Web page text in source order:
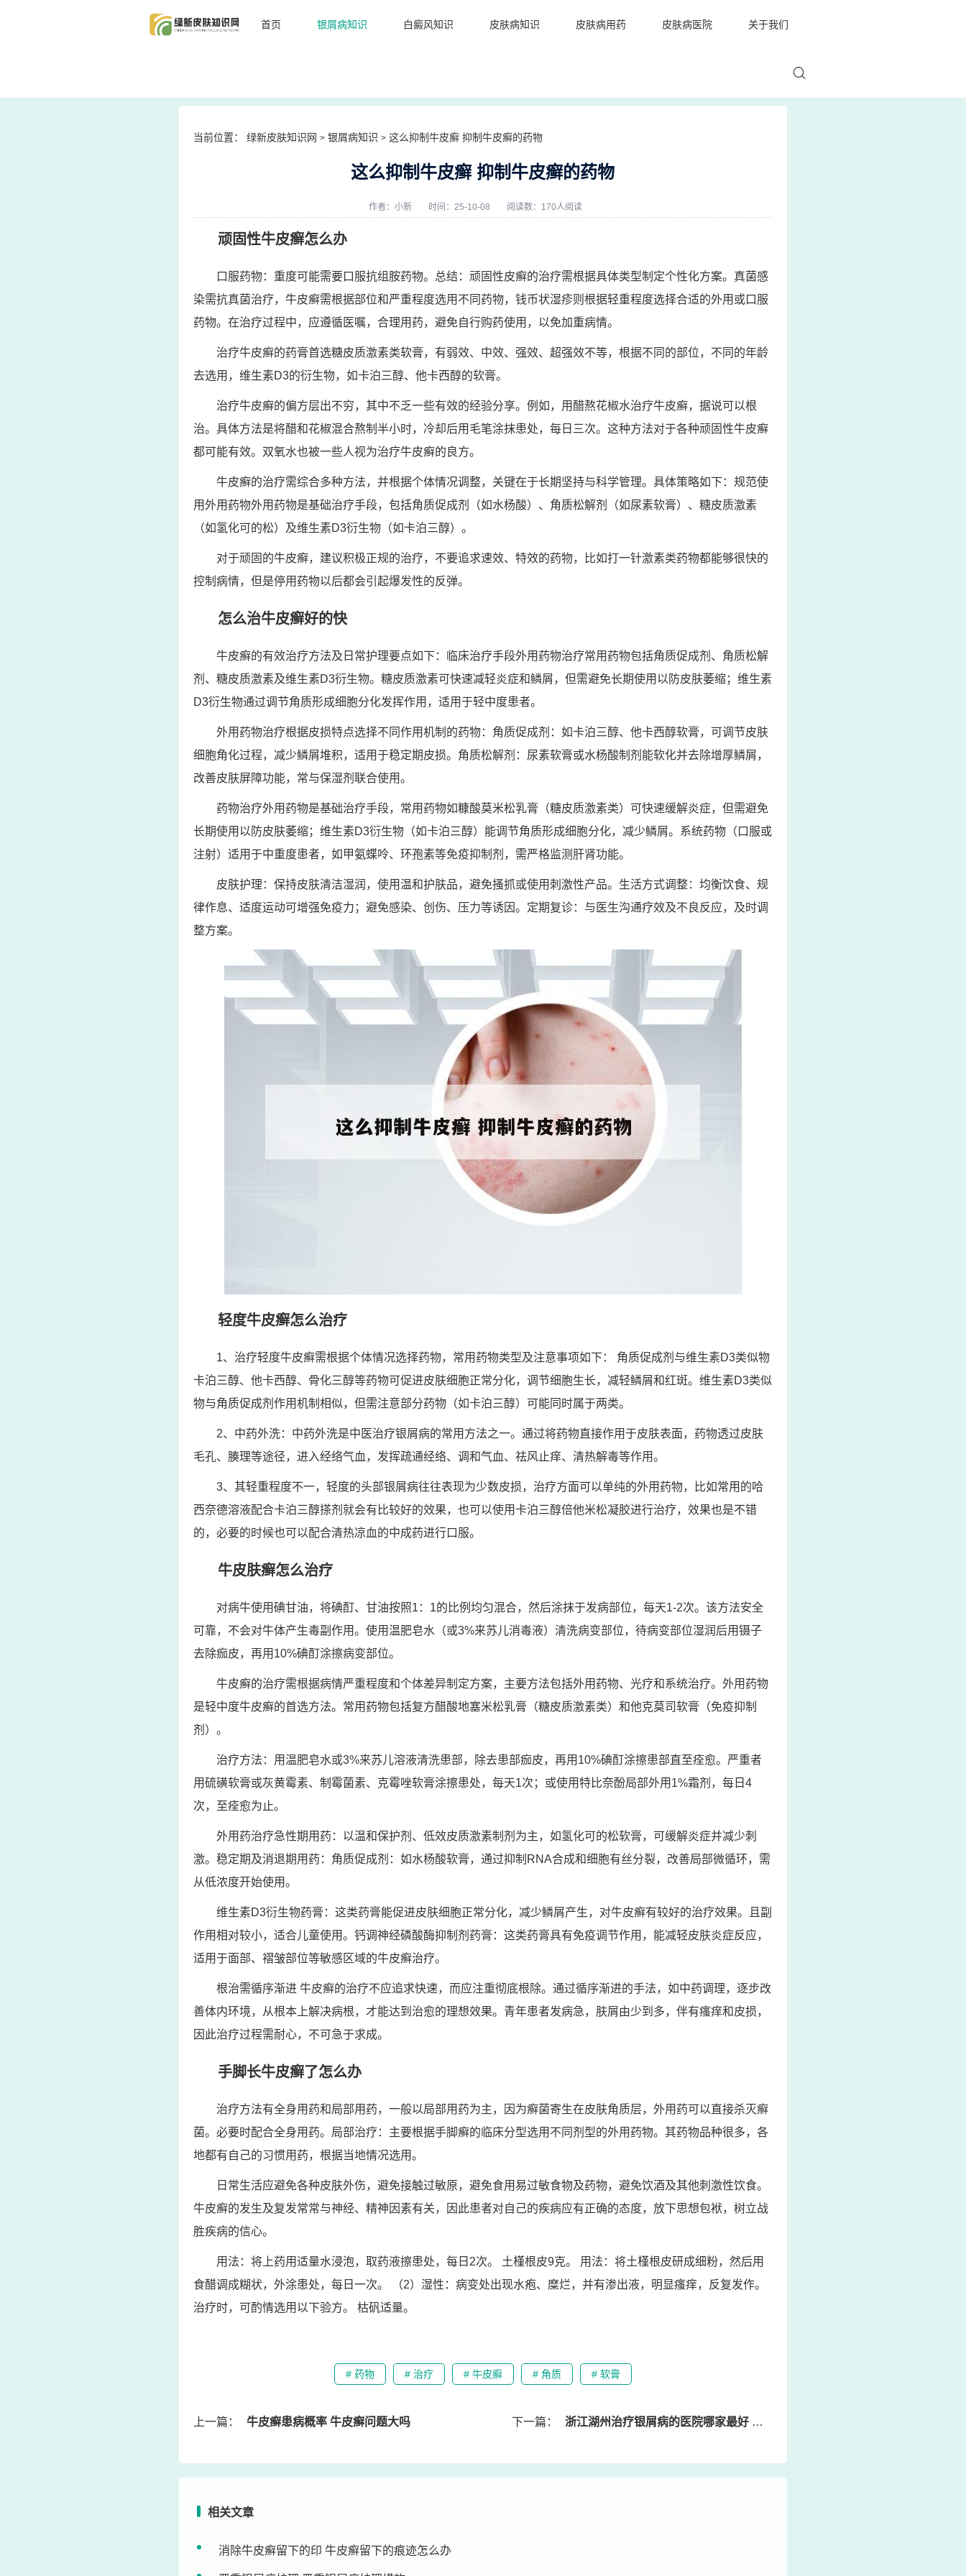
首页 银屑病知识 白癜风知识 皮肤病知识 皮肤病用药 皮肤病医院 关于我们
当前位置： 绿新皮肤知识网 > 银屑病知识 > 这么抑制牛皮癣 抑制牛皮癣的药物
这么抑制牛皮癣 抑制牛皮癣的药物
作者：小新 时间：25-10-08 阅读数：170人阅读
顽固性牛皮癣怎么办
口服药物：重度可能需要口服抗组胺药物。总结：顽固性皮癣的治疗需根据具体类型制定个性化方案。真菌感
染需抗真菌治疗，牛皮癣需根据部位和严重程度选用不同药物，钱币状湿疹则根据轻重程度选择合适的外用或口服
药物。在治疗过程中，应遵循医嘱，合理用药，避免自行购药使用，以免加重病情。
治疗牛皮癣的药膏首选糖皮质激素类软膏，有弱效、中效、强效、超强效不等，根据不同的部位，不同的年龄
去选用，维生素D3的衍生物，如卡泊三醇、他卡西醇的软膏。
治疗牛皮癣的偏方层出不穷，其中不乏一些有效的经验分享。例如，用醋熬花椒水治疗牛皮癣，据说可以根
治。具体方法是将醋和花椒混合熬制半小时，冷却后用毛笔涂抹患处，每日三次。这种方法对于各种顽固性牛皮癣
都可能有效。双氧水也被一些人视为治疗牛皮癣的良方。
牛皮癣的治疗需综合多种方法，并根据个体情况调整，关键在于长期坚持与科学管理。具体策略如下：规范使
用外用药物外用药物是基础治疗手段，包括角质促成剂（如水杨酸）、角质松解剂（如尿素软膏）、糖皮质激素
（如氢化可的松）及维生素D3衍生物（如卡泊三醇）。
对于顽固的牛皮癣，建议积极正规的治疗，不要追求速效、特效的药物，比如打一针激素类药物都能够很快的
控制病情，但是停用药物以后都会引起爆发性的反弹。
怎么治牛皮癣好的快
牛皮癣的有效治疗方法及日常护理要点如下：临床治疗手段外用药物治疗常用药物包括角质促成剂、角质松解
剂、糖皮质激素及维生素D3衍生物。糖皮质激素可快速减轻炎症和鳞屑，但需避免长期使用以防皮肤萎缩；维生素
D3衍生物通过调节角质形成细胞分化发挥作用，适用于轻中度患者。
外用药物治疗根据皮损特点选择不同作用机制的药物：角质促成剂：如卡泊三醇、他卡西醇软膏，可调节皮肤
细胞角化过程，减少鳞屑堆积，适用于稳定期皮损。角质松解剂：尿素软膏或水杨酸制剂能软化并去除增厚鳞屑，
改善皮肤屏障功能，常与保湿剂联合使用。
药物治疗外用药物是基础治疗手段，常用药物如糠酸莫米松乳膏（糖皮质激素类）可快速缓解炎症，但需避免
长期使用以防皮肤萎缩；维生素D3衍生物（如卡泊三醇）能调节角质形成细胞分化，减少鳞屑。系统药物（口服或
注射）适用于中重度患者，如甲氨蝶呤、环孢素等免疫抑制剂，需严格监测肝肾功能。
皮肤护理：保持皮肤清洁湿润，使用温和护肤品，避免搔抓或使用刺激性产品。生活方式调整：均衡饮食、规
律作息、适度运动可增强免疫力；避免感染、创伤、压力等诱因。定期复诊：与医生沟通疗效及不良反应，及时调
整方案。
轻度牛皮癣怎么治疗
1、治疗轻度牛皮癣需根据个体情况选择药物，常用药物类型及注意事项如下： 角质促成剂与维生素D3类似物
卡泊三醇、他卡西醇、骨化三醇等药物可促进皮肤细胞正常分化，调节细胞生长，减轻鳞屑和红斑。维生素D3类似
物与角质促成剂作用机制相似，但需注意部分药物（如卡泊三醇）可能同时属于两类。
2、中药外洗：中药外洗是中医治疗银屑病的常用方法之一。通过将药物直接作用于皮肤表面，药物透过皮肤
毛孔、腠理等途径，进入经络气血，发挥疏通经络、调和气血、祛风止痒、清热解毒等作用。
3、其轻重程度不一，轻度的头部银屑病往往表现为少数皮损，治疗方面可以单纯的外用药物，比如常用的哈
西奈德溶液配合卡泊三醇搽剂就会有比较好的效果，也可以使用卡泊三醇倍他米松凝胶进行治疗，效果也是不错
的，必要的时候也可以配合清热凉血的中成药进行口服。
牛皮肤癣怎么治疗
对病牛使用碘甘油，将碘酊、甘油按照1：1的比例均匀混合，然后涂抹于发病部位，每天1-2次。该方法安全
可靠，不会对牛体产生毒副作用。使用温肥皂水（或3%来苏儿消毒液）清洗病变部位，待病变部位湿润后用镊子
去除痂皮，再用10%碘酊涂擦病变部位。
牛皮癣的治疗需根据病情严重程度和个体差异制定方案，主要方法包括外用药物、光疗和系统治疗。外用药物
是轻中度牛皮癣的首选方法。常用药物包括复方醋酸地塞米松乳膏（糖皮质激素类）和他克莫司软膏（免疫抑制
剂）。
治疗方法：用温肥皂水或3%来苏儿溶液清洗患部，除去患部痂皮，再用10%碘酊涂擦患部直至痊愈。严重者
用硫磺软膏或灰黄霉素、制霉菌素、克霉唑软膏涂擦患处，每天1次；或使用特比奈酚局部外用1%霜剂，每日4
次，至痊愈为止。
外用药治疗急性期用药：以温和保护剂、低效皮质激素制剂为主，如氢化可的松软膏，可缓解炎症并减少刺
激。稳定期及消退期用药：角质促成剂：如水杨酸软膏，通过抑制RNA合成和细胞有丝分裂，改善局部微循环，需
从低浓度开始使用。
维生素D3衍生物药膏：这类药膏能促进皮肤细胞正常分化，减少鳞屑产生，对牛皮癣有较好的治疗效果。且副
作用相对较小，适合儿童使用。钙调神经磷酸酶抑制剂药膏：这类药膏具有免疫调节作用，能减轻皮肤炎症反应，
适用于面部、褶皱部位等敏感区域的牛皮癣治疗。
根治需循序渐进 牛皮癣的治疗不应追求快速，而应注重彻底根除。通过循序渐进的手法，如中药调理，逐步改
善体内环境，从根本上解决病根，才能达到治愈的理想效果。青年患者发病急，肤屑由少到多，伴有瘙痒和皮损，
因此治疗过程需耐心，不可急于求成。
手脚长牛皮癣了怎么办
治疗方法有全身用药和局部用药，一般以局部用药为主，因为癣菌寄生在皮肤角质层，外用药可以直接杀灭癣
菌。必要时配合全身用药。局部治疗：主要根据手脚癣的临床分型选用不同剂型的外用药物。其药物品种很多，各
地都有自己的习惯用药，根据当地情况选用。
日常生活应避免各种皮肤外伤，避免接触过敏原，避免食用易过敏食物及药物，避免饮酒及其他刺激性饮食。
牛皮癣的发生及复发常常与神经、精神因素有关，因此患者对自己的疾病应有正确的态度，放下思想包袱，树立战
胜疾病的信心。
用法：将上药用适量水浸泡，取药液擦患处，每日2次。 土槿根皮9克。 用法：将土槿根皮研成细粉，然后用
食醋调成糊状，外涂患处，每日一次。 （2）湿性：病变处出现水疱、糜烂，并有渗出液，明显瘙痒，反复发作。
治疗时，可酌情选用以下验方。 枯矾适量。
# 药物 # 治疗 # 牛皮癣 # 角质 # 软膏
上一篇： 牛皮癣患病概率 牛皮癣问题大吗 下一篇： 浙江湖州治疗银屑病的医院哪家最好 湖州牛皮癣医院
相关文章
消除牛皮癣留下的印 牛皮癣留下的痕迹怎么办